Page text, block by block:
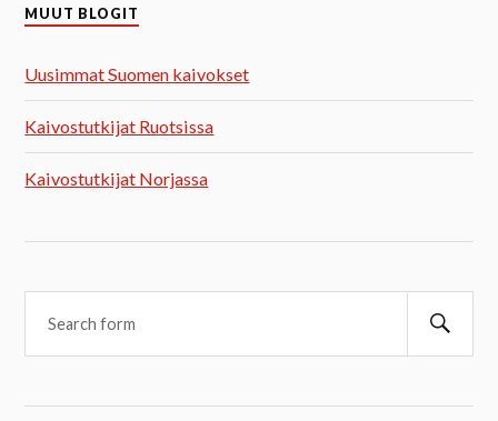
MUUT BLOGIT
Uusimmat Suomen kaivokset
Kaivostutkijat Ruotsissa
Kaivostutkijat Norjassa